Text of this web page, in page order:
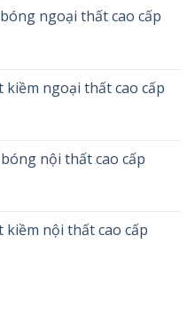
ngoại thất cao cấp
kiềm ngoại thất cao cấp
nội thất cao cấp
kiềm nội thất cao cấp